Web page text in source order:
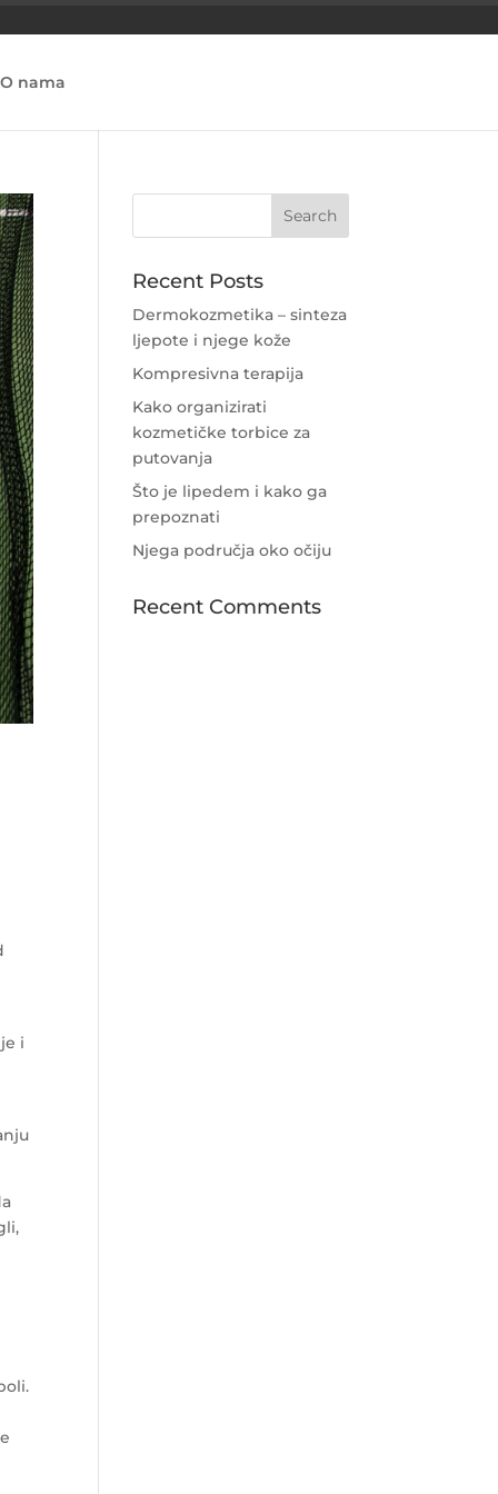
O nama
i
Recent Posts
Dermokozmetika – sinteza
ljepote i njege kože
Kompresivna terapija
Kako organizirati
kozmetičke torbice za
putovanja
Što je lipedem i kako ga
prepoznati
Njega područja oko očiju
Recent Comments